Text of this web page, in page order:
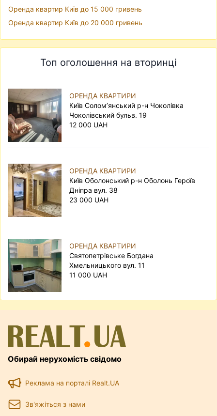
Оренда квартир Київ до 15 000 гривень
Оренда квартир Київ до 20 000 гривень
Топ оголошення на вторинці
ОРЕНДА КВАРТИРИ
Київ Солом’янський р-н Чоколівка
Чоколівський бульв. 19
12 000 UAH
ОРЕНДА КВАРТИРИ
Київ Оболонський р-н Оболонь Героїв
Дніпра вул. 38
23 000 UAH
ОРЕНДА КВАРТИРИ
Святопетрівське Богдана
Хмельницького вул. 11
11 000 UAH
Обирай нерухомість свідомо
Реклама на порталі Realt.UA
Зв'яжіться з нами